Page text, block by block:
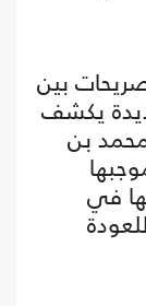
بين
يكشف
بن
في